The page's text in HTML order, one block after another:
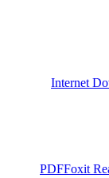
Internet
Foxit